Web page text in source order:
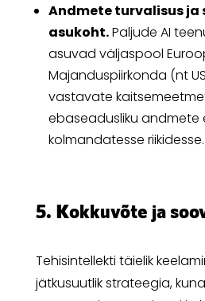
Andmete turvalisus ja
asukoht.Paljude AI
asuvad väljaspool
Majanduspiirkonda (nt
vastavate
ebaseadusliku
kolmandatesse riikidesse.
5. Kokkuvõte ja
Tehisintellekti täielik
jätkusuutlik strateegia,